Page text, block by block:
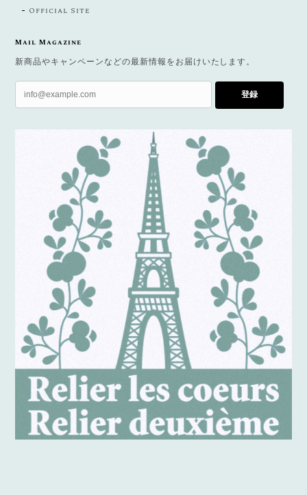
Official Site
Mail Magazine
新商品やキャンペーンなどの最新情報をお届けいたします。
登録